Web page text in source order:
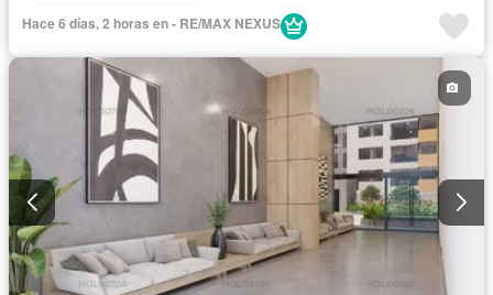
Hace 6 días, 2 horas en - RE/MAX NEXUS